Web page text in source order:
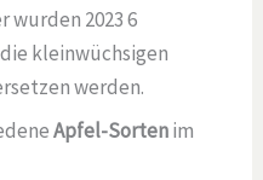
wurden 2023 6
kleinwüchsigen
werden.
Apfel-Sortenim